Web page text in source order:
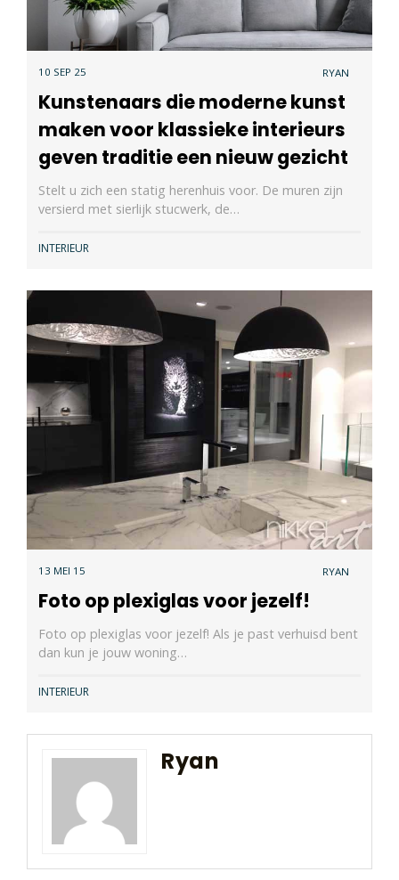
10 SEP 25 RYAN
Kunstenaars die moderne kunst
maken voor klassieke interieurs
geven traditie een nieuw gezicht
Stelt u zich een statig herenhuis voor. De muren zijn
versierd met sierlijk stucwerk, de…
INTERIEUR
13 MEI 15 RYAN
Foto op plexiglas voor jezelf!
Foto op plexiglas voor jezelf! Als je past verhuisd bent
dan kun je jouw woning…
INTERIEUR
Ryan